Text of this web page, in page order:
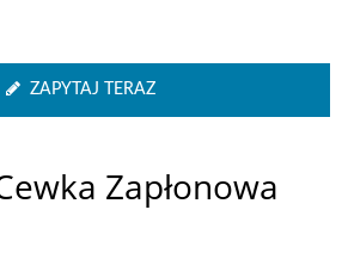
ZAPYTAJ TERAZ
Zapłonowa